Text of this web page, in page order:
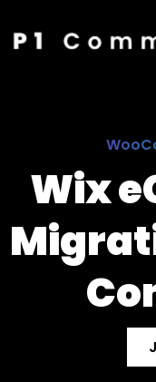
Wix